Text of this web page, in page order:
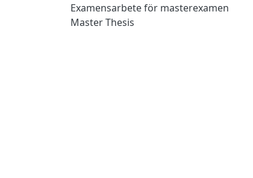
Examensarbete för masterexamen
Master Thesis